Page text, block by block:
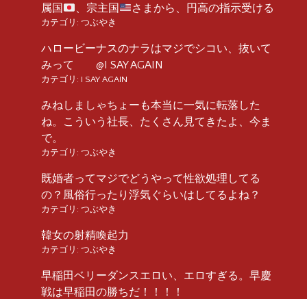
属国 、宗主国 さまから、円高の指示受ける
カテゴリ: つぶやき
ハロービーナスのナラはマジでシコい、抜いて
みって @I SAY AGAIN
カテゴリ: I SAY AGAIN
みねしましゃちょーも本当に一気に転落した
ね。こういう社長、たくさん見てきたよ、今ま
で。
カテゴリ: つぶやき
既婚者ってマジでどうやって性欲処理してる
の？風俗行ったり浮気ぐらいはしてるよね？
カテゴリ: つぶやき
韓女の射精喚起力
カテゴリ: つぶやき
早稲田ベリーダンスエロい、エロすぎる。早慶
戦は早稲田の勝ちだ！！！！